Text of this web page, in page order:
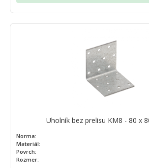
Uholník bez prelisu KM8 - 80 x
Norma:
Materiál:
Povrch:
Rozmer: